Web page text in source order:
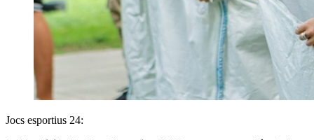
Jocs esportius 24: